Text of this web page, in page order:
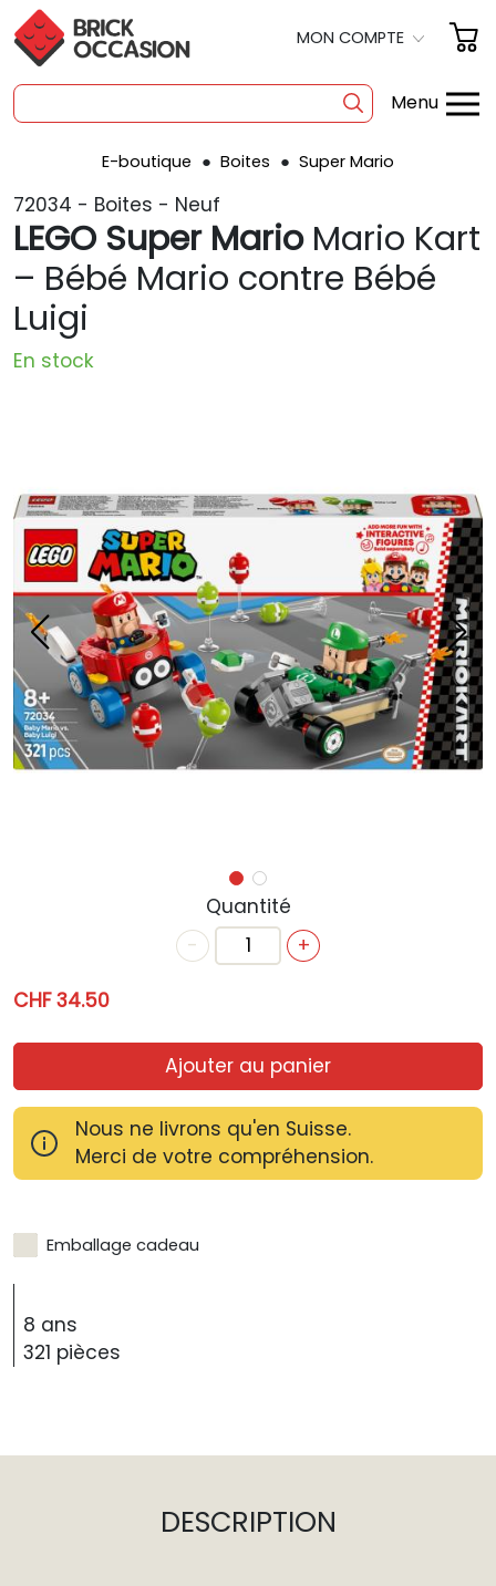
MON COMPTE
Menu
SHOP
BOITES
À LA PIÈCE
ACTUALITÉS
ANNIVERSAIRE
BONS CADEAUX
CONTACT
E-boutique Boites Super Mario
72034 - Boites - Neuf
LEGO Super Mario Mario Kart
– Bébé Mario contre Bébé
Luigi
En stock
Quantité
-
+
CHF 34.50
Ajouter au panier
Nous ne livrons qu'en Suisse.
Merci de votre compréhension.
Emballage cadeau
8 ans
321 pièces
DESCRIPTION